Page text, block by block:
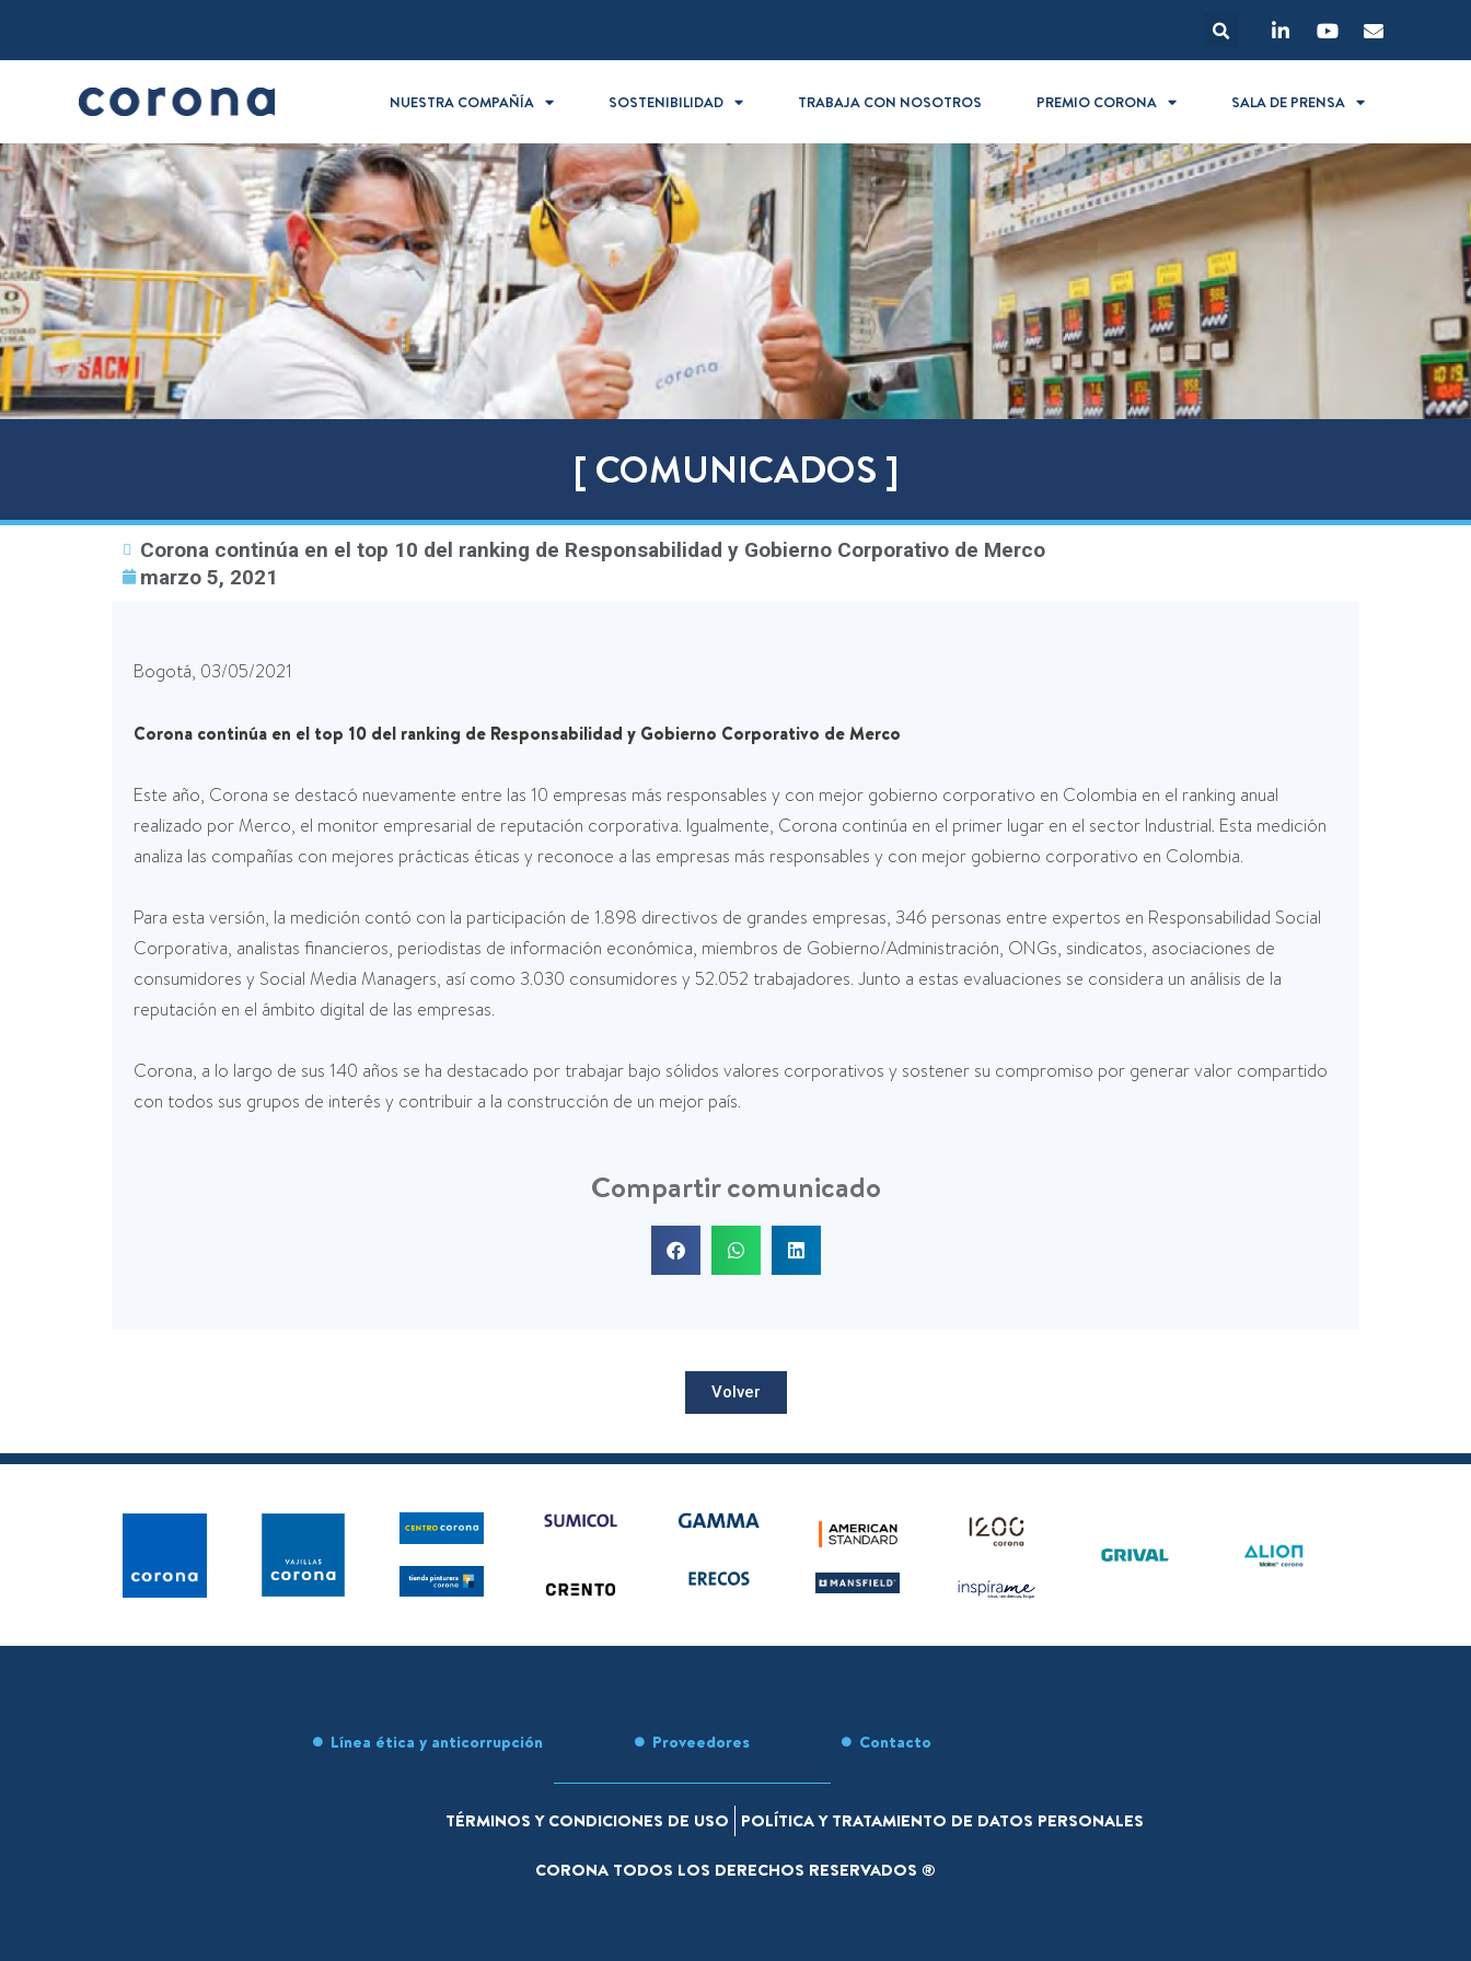
NUESTRA COMPAÑÍA SOSTENIBILIDAD TRABAJA CON NOSOTROS PREMIO CORONA SALA DE PRENSA
[ COMUNICADOS ]
Corona continúa en el top 10 del ranking de Responsabilidad y Gobierno Corporativo de Merco
marzo 5, 2021
Bogotá, 03/05/2021
Corona continúa en el top 10 del ranking de Responsabilidad y Gobierno Corporativo de Merco
Este año, Corona se destacó nuevamente entre las 10 empresas más responsables y con mejor gobierno corporativo en Colombia en el ranking anual
realizado por Merco, el monitor empresarial de reputación corporativa. Igualmente, Corona continúa en el primer lugar en el sector Industrial. Esta medición
analiza las compañías con mejores prácticas éticas y reconoce a las empresas más responsables y con mejor gobierno corporativo en Colombia.
Para esta versión, la medición contó con la participación de 1.898 directivos de grandes empresas, 346 personas entre expertos en Responsabilidad Social
Corporativa, analistas financieros, periodistas de información económica, miembros de Gobierno/Administración, ONGs, sindicatos, asociaciones de
consumidores y Social Media Managers, así como 3.030 consumidores y 52.052 trabajadores. Junto a estas evaluaciones se considera un análisis de la
reputación en el ámbito digital de las empresas.
Corona, a lo largo de sus 140 años se ha destacado por trabajar bajo sólidos valores corporativos y sostener su compromiso por generar valor compartido
con todos sus grupos de interés y contribuir a la construcción de un mejor país.
Compartir comunicado
Volver
Línea ética y anticorrupción Proveedores Contacto
TÉRMINOS Y CONDICIONES DE USO POLÍTICA Y TRATAMIENTO DE DATOS PERSONALES
CORONA TODOS LOS DERECHOS RESERVADOS ®